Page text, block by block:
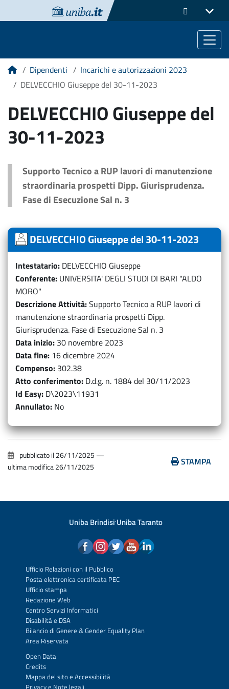
HomeDipendenti
Incarichi e autorizzazioni 2023
DELVECCHIO Giuseppe del 30-11-2023
DELVECCHIO Giuseppe del
30-11-2023
Supporto Tecnico a RUP lavori di manutenzione
straordinaria prospetti Dipp. Giurisprudenza.
Fase di Esecuzione Sal n. 3
DELVECCHIO Giuseppe del 30-11-2023
Intestatario DELVECCHIO Giuseppe
Conferente UNIVERSITA' DEGLI STUDI DI BARI "ALDO
MORO"
Descrizione Attività Supporto Tecnico a RUP lavori di
manutenzione straordinaria prospetti Dipp.
Giurisprudenza. Fase di Esecuzione Sal n. 3
Data inizio 30 novembre 2023
Data fine 16 dicembre 2024
Compenso 302.38
Atto conferimento D.d.g. n. 1884 del 30/11/2023
Id Easy D\2023\11931
Annullato No
pubblicato il26/11/2025 —
ultima modifica26/11/2025 STAMPA
Uniba Brindisi·Uniba Taranto
Ufficio Relazioni con il Pubblico
Posta elettronica certificata PEC
Ufficio stampa
Redazione Web
Centro Servizi Informatici
Disabilità e DSA
Bilancio di Genere & Gender Equality Plan
Area Riservata
Open Data
Credits
Mappa del sitoe Accessibilità
Privacye Note legali